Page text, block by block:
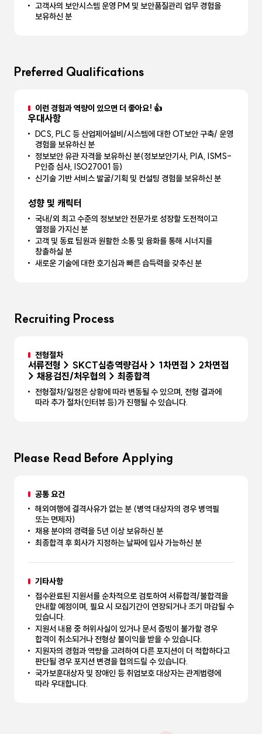
고객사의 보안시스템 운영 PM 및 보안품질관리 업무 경험을
보유하신 분
Preferred Qualifications
이런 경험과 역량이 있으면 더 좋아요! 👍
우대사항
DCS, PLC 등 산업제어설비/시스템에 대한 OT보안 구축/ 운영
경험을 보유하신 분
정보보안 유관 자격을 보유하신 분(정보보안기사, PIA, ISMS-
P인증 심사, ISO27001 등)
신기술 기반 서비스 발굴/기획 및 컨설팅 경험을 보유하신 분
성향 및 캐릭터
국내/외 최고 수준의 정보보안 전문가로 성장할 도전적이고
열정을 가지신 분
고객 및 동료 팀원과 원활한 소통 및 융화를 통해 시너지를
창출하실 분
새로운 기술에 대한 호기심과 빠른 습득력을 갖추신 분
Recruiting Process
전형절차
서류전형 > SKCT심층역량검사 > 1차면접 > 2차면접
> 채용검진/처우협의 > 최종합격
전형절차/일정은 상황에 따라 변동될 수 있으며, 전형 결과에
따라 추가 절차(인터뷰 등)가 진행될 수 있습니다.
Please Read Before Applying
공통 요건
해외여행에 결격사유가 없는 분 (병역 대상자의 경우 병역필
또는 면제자)
채용 분야의 경력을 5년 이상 보유하신 분
최종합격 후 회사가 지정하는 날짜에 입사 가능하신 분
기타사항
접수완료된 지원서를 순차적으로 검토하여 서류합격/불합격을
안내할 예정이며, 필요 시 모집기간이 연장되거나 조기 마감될 수
있습니다.
지원서 내용 중 허위사실이 있거나 문서 증빙이 불가할 경우
합격이 취소되거나 전형상 불이익을 받을 수 있습니다.
지원자의 경험과 역량을 고려하여 다른 포지션이 더 적합하다고
판단될 경우 포지션 변경을 협의드릴 수 있습니다.
국가보훈대상자 및 장애인 등 취업보호 대상자는 관계법령에
따라 우대합니다.